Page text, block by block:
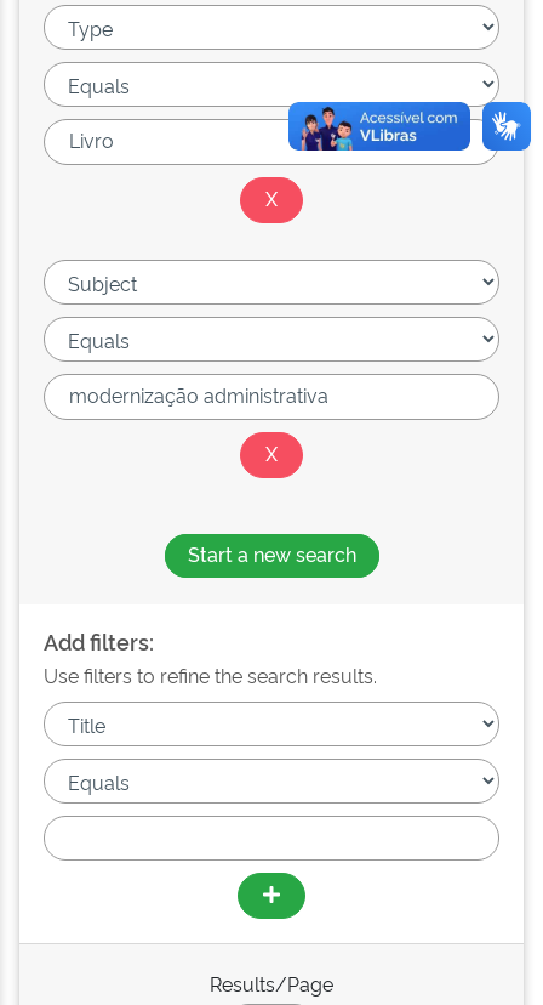
Start a new search
Add filters:
Use filters to refine the search results.
Results/Page